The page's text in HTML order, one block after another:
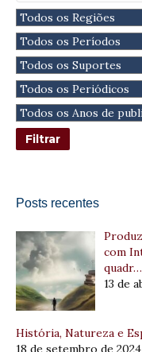
Posts recentes
com
quadr…
13 de
História, Natureza e
18 de setembro de 2024